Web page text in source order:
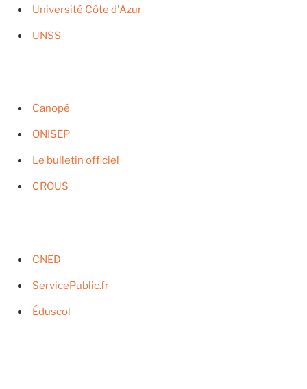
Université Côte d'Azur
UNSS
Canopé
ONISEP
Le bulletin officiel
CROUS
CNED
ServicePublic.fr
Éduscol